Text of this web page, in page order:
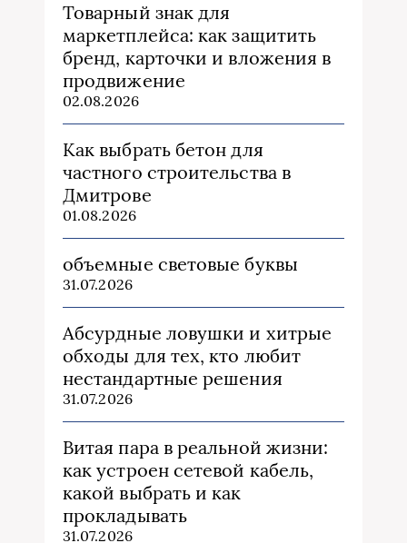
Товарный знак для
маркетплейса: как защитить
бренд, карточки и вложения в
продвижение
02.08.2026
Как выбрать бетон для
частного строительства в
Дмитрове
01.08.2026
объемные световые буквы
31.07.2026
Абсурдные ловушки и хитрые
обходы для тех, кто любит
нестандартные решения
31.07.2026
Витая пара в реальной жизни:
как устроен сетевой кабель,
какой выбрать и как
прокладывать
31.07.2026